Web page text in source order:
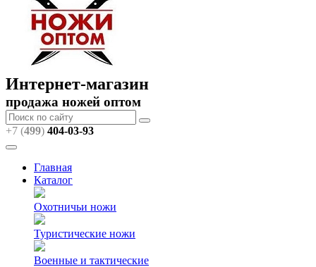
Интернет-магазин
продажа ножей оптом
+7 (499) 404-03-93
Главная
Каталог
Охотничьи ножи
Туристические ножи
Военные и тактические